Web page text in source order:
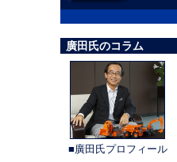
廣田氏のコラム
■廣田氏プロフィール